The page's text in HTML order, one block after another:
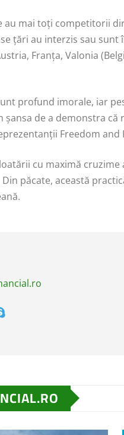
mai toți competitorii
țări au interzis sau sunt
Franța, Valonia
profund imorale, iar
de a demonstra
Freedom and
cu maximă
păcate, această